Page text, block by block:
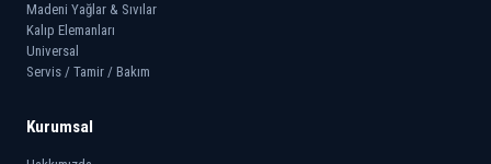
Madeni Yağlar & Sıvılar
Kalıp Elemanları
Universal
Servis / Tamir / Bakım
Kurumsal